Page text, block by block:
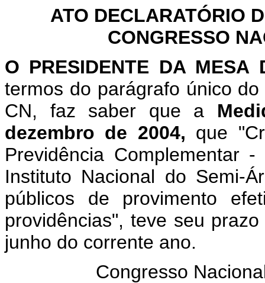
ATO DECLARATÓRIO
CONGRESSO
O PRESIDENTE DA
termos do parágrafo único
CN, faz saber que a
dezembro de 2004, que
Previdência Complementar
Instituto Nacional do Semi-
públicos de provimento
providências", teve seu
junho do corrente ano.
Congresso